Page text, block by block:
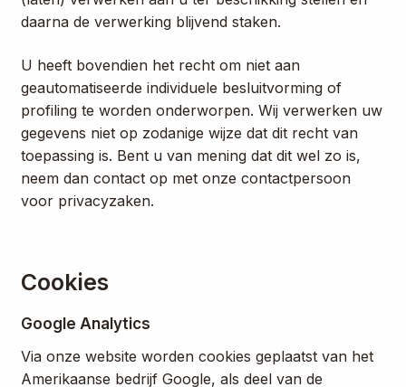
daarna de verwerking blijvend staken.
U heeft bovendien het recht om niet aan
geautomatiseerde individuele besluitvorming of
profiling te worden onderworpen. Wij verwerken uw
gegevens niet op zodanige wijze dat dit recht van
toepassing is. Bent u van mening dat dit wel zo is,
neem dan contact op met onze contactpersoon
voor privacyzaken.
Cookies
Google Analytics
Via onze website worden cookies geplaatst van het
Amerikaanse bedrijf Google, als deel van de